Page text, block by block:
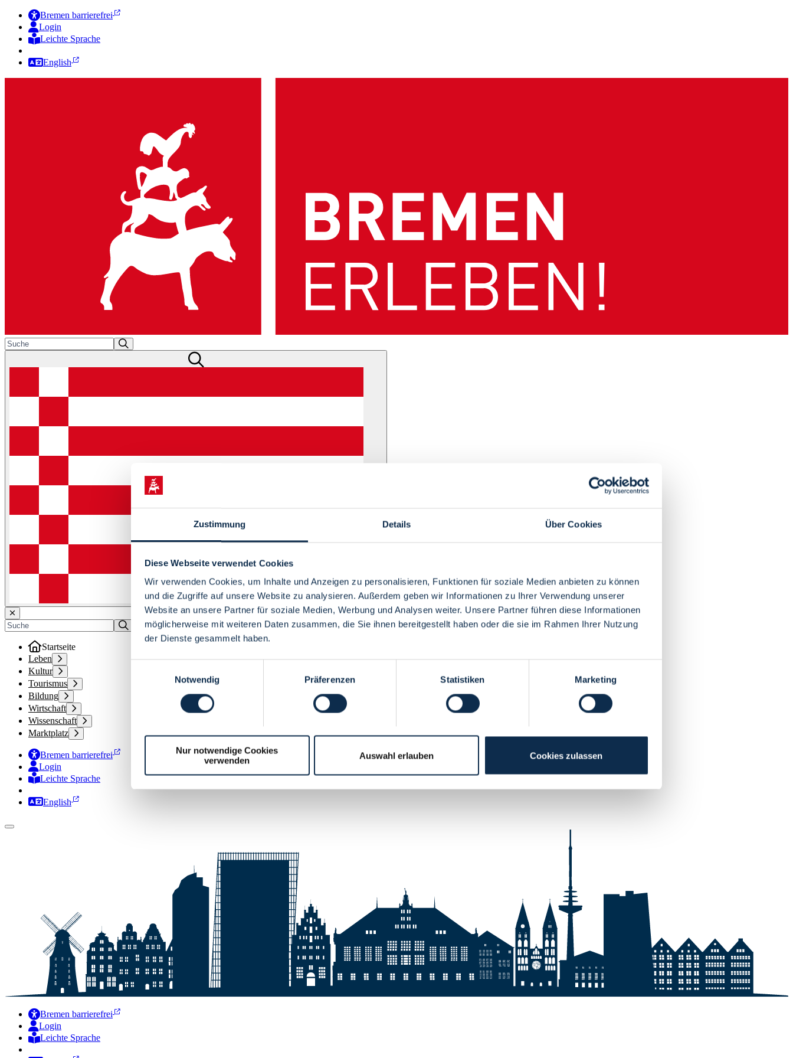
Zustimmung Details Über Cookies
Diese Webseite verwendet Cookies
Wir verwenden Cookies, um Inhalte und Anzeigen zu personalisieren, Funktionen für soziale Medien anbieten zu können
und die Zugriffe auf unsere Website zu analysieren. Außerdem geben wir Informationen zu Ihrer Verwendung unserer
Website an unsere Partner für soziale Medien, Werbung und Analysen weiter. Unsere Partner führen diese Informationen
möglicherweise mit weiteren Daten zusammen, die Sie ihnen bereitgestellt haben oder die sie im Rahmen Ihrer Nutzung
der Dienste gesammelt haben.
Notwendig
Präferenzen Statistiken Marketing
Nur notwendige Cookies
verwenden
Auswahl erlauben Cookies zulassen
Bremen barrierefrei
Login
Leichte Sprache
English
Menü
Startseite
Leben
Kultur
Tourismus
Bildung
Wirtschaft
Wissenschaft
Marktplatz
Bremen barrierefrei
Login
Leichte Sprache
Zur Deutschen Gebärdensprache
English
Bremen barrierefrei
Login
Leichte Sprache